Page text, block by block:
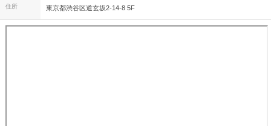
住所 東京都渋谷区道玄坂2-14-8 5F